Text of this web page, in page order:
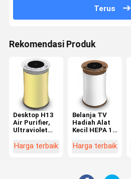
Terus
Rekomendasi Produk
Desktop H13
Air Purifier,
Ultraviolet
Hepa Filter
Harga terbaik
Belanja TV
Hadiah Alat
Kecil HEPA 13
Desktop
Harga terbaik